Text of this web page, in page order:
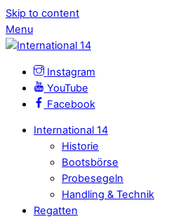
Skip to content
Menu
Instagram
YouTube
Facebook
International 14
Historie
Bootsbörse
Probesegeln
Handling & Technik
Regatten